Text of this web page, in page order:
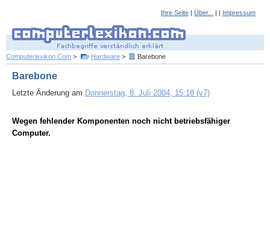
Ihre Seite | Über... | | Impressum
Computerlexikon.Com > Hardware > Barebone
Barebone
Letzte Änderung am Donnerstag, 8. Juli 2004, 15:18 (v7)
Wegen fehlender Komponenten noch nicht betriebsfähiger
Computer.